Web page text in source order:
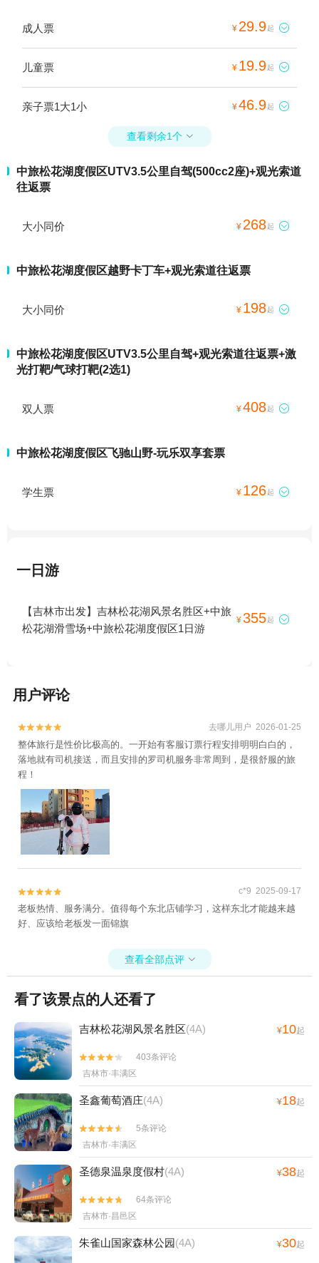
成人票 ¥ 29.9起 
儿童票 ¥ 19.9起 
亲子票1大1小 ¥46.9起 
查看剩余1个 
中旅松花湖度假区UTV3.5公里自驾(500cc2座)+观光索道
往返票
大小同价 ¥ 268起 
中旅松花湖度假区越野卡丁车+观光索道往返票
大小同价 ¥ 198起 
中旅松花湖度假区UTV3.5公里自驾+观光索道往返票+激
光打靶/气球打靶(2选1)
双人票 ¥408起 
中旅松花湖度假区飞驰山野-玩乐双享套票
学生票 ¥ 126起 
一日游
【吉林市出发】吉林松花湖风景名胜区+中旅
松花湖滑雪场+中旅松花湖度假区1日游
¥355起 
用户评论

 去哪儿用户 2026-01-25
整体旅行是性价比极高的。一开始有客服订票行程安排明明白白的，
落地就有司机接送，而且安排的罗司机服务非常周到，是很舒服的旅
程！

 c*9 2025-09-17
老板热情、服务满分。值得每个东北店铺学习，这样东北才能越来越
好、应该给老板发一面锦旗
查看全部点评 
看了该景点的人还看了
吉林松花湖风景名胜区(4A) ¥10起


403条评论
吉林市·丰满区
圣鑫葡萄酒庄(4A) ¥18起


5条评论
吉林市·丰满区
圣德泉温泉度假村(4A) ¥38起


64条评论
吉林市·昌邑区
朱雀山国家森林公园 (4A) ¥30起